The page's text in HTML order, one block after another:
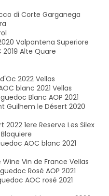
di Corte Garganega
Valpantena Superiore
2019 Alte Quare
2022 Vellas
blanc 2021 Vellas
Blanc AOP 2021
Guilhem le Désert 2020
2022 1ere Reserve Les Silex
AOC blanc 2021
Vin de France Vellas
Rosé AOP 2021
AOC rosé 2021